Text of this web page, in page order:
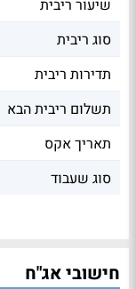
שיעור ריבית
סוג ריבית
תדירות ריבית
תשלום ריבית הבא
תאריך אקס
סוג שעבוד
חישובי אג"ח